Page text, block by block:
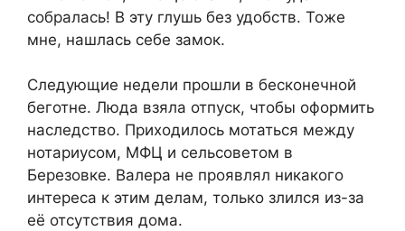
собралась! В эту глушь без удобств. Тоже
мне, нашлась себе замок.
Следующие недели прошли в бесконечной
беготне. Люда взяла отпуск, чтобы оформить
наследство. Приходилось мотаться между
нотариусом, МФЦ и сельсоветом в
Березовке. Валера не проявлял никакого
интереса к этим делам, только злился из-за
её отсутствия дома.